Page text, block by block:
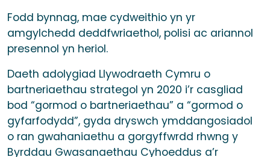
Fodd bynnag, mae cydweithio yn yr
amgylchedd deddfwriaethol, polisi ac ariannol
presennol yn heriol.
Daeth adolygiad Llywodraeth Cymru o
bartneriaethau strategol yn 2020 i’r casgliad
bod “gormod o bartneriaethau” a “gormod o
gyfarfodydd”, gyda dryswch ymddangosiadol
o ran gwahaniaethu a gorgyffwrdd rhwng y
Byrddau Gwasanaethau Cyhoeddus a’r